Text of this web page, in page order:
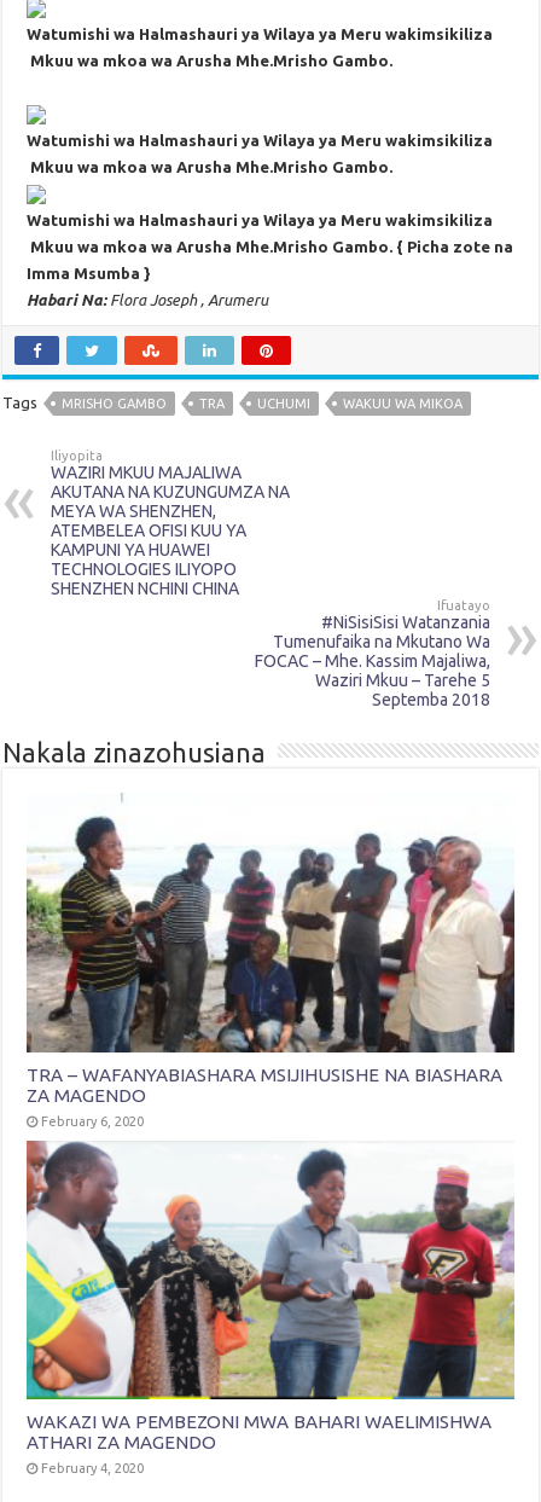
Watumishi wa Halmashauri ya Wilaya ya Meru wakimsikiliza
Mkuu wa mkoa wa Arusha Mhe.Mrisho Gambo.
Watumishi wa Halmashauri ya Wilaya ya Meru wakimsikiliza
Mkuu wa mkoa wa Arusha Mhe.Mrisho Gambo.
Watumishi wa Halmashauri ya Wilaya ya Meru wakimsikiliza
Mkuu wa mkoa wa Arusha Mhe.Mrisho Gambo. { Picha zote na
Imma Msumba }
Habari Na: Flora Joseph , Arumeru
Tags MRISHO GAMBO TRA UCHUMI WAKUU WA MIKOA
Iliyopita
WAZIRI MKUU MAJALIWA
AKUTANA NA KUZUNGUMZA NA
MEYA WA SHENZHEN,
ATEMBELEA OFISI KUU YA
KAMPUNI YA HUAWEI
TECHNOLOGIES ILIYOPO
SHENZHEN NCHINI CHINA
Ifuatayo
#NiSisiSisi Watanzania
Tumenufaika na Mkutano Wa
FOCAC – Mhe. Kassim Majaliwa,
Waziri Mkuu – Tarehe 5
Septemba 2018
Nakala zinazohusiana
TRA – WAFANYABIASHARA MSIJIHUSISHE NA BIASHARA
ZA MAGENDO
February 6, 2020
WAKAZI WA PEMBEZONI MWA BAHARI WAELIMISHWA
ATHARI ZA MAGENDO
February 4, 2020